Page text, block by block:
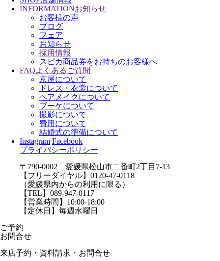
INFORMATIONお知らせ
お客様の声
ブログ
フェア
お知らせ
採用情報
スピカ商品券をお持ちのお客様へ
FAQよくあるご質問
京屋について
ドレス・衣裳について
ヘアメイクについて
ブーケについて
撮影について
費用について
結婚式の準備について
Instagram Facebook
プライバシーポリシー
〒790-0002 愛媛県松山市二番町2丁目7-13
【フリーダイヤル】0120-47-0118
（愛媛県内からの利用に限る）
【TEL】089-947-0117
【営業時間】10:00-18:00
【定休日】毎週水曜日
ご予約
お問合せ
来店予約・資料請求・お問合せ